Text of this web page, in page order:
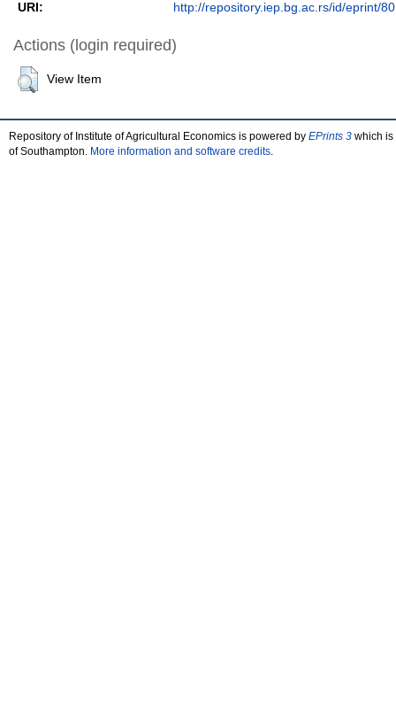
URI:
http://repository.iep.bg.ac.rs/id/eprint/
Actions (login required)
View Item
Repository of Institute of Agricultural Economics is powered by EPrints 3 which
of Southampton. More information and software credits.